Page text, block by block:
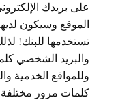
على بريدك
الموقع وسيكون
تستخدمها للبنك!
والبريد الشخصي
وللمواقع الخدمية
كلمات مرور مختلفة